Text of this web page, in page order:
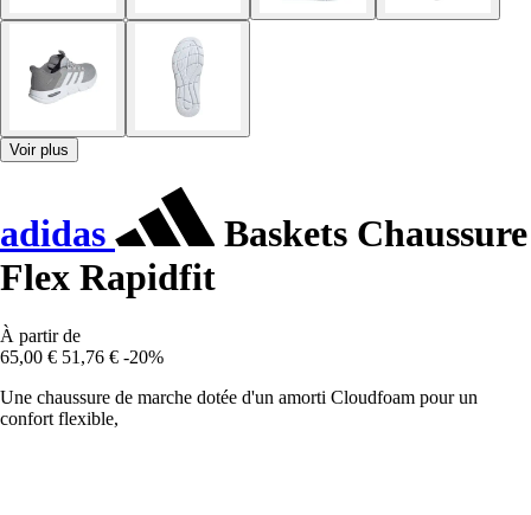
Voir plus
adidas
Baskets Chaussure
Flex Rapidfit
À partir de
65,00 € 51,76 € -20%
Une chaussure de marche dotée d'un amorti Cloudfoam pour un
confort flexible,